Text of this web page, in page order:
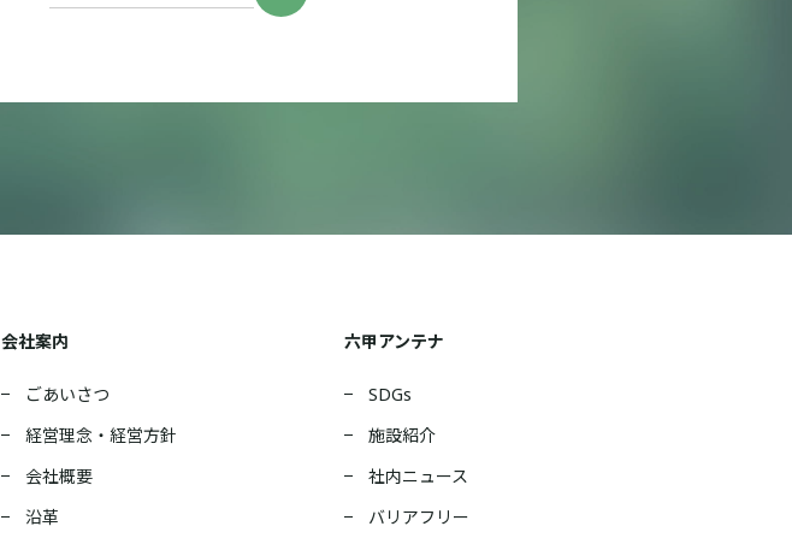
会社案内
ごあいさつ
経営理念・経営方針
会社概要
沿革
六甲アンテナ
SDGs
施設紹介
社内ニュース
バリアフリー